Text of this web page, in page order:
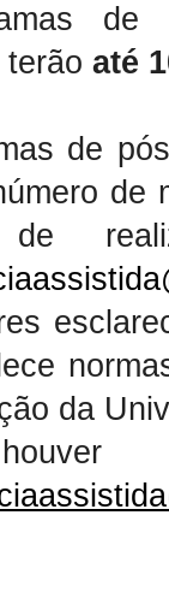
de
terãoaté
de
de
de
da